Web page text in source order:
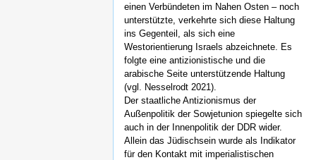
einen Verbündeten im Nahen Osten – noch
unterstützte, verkehrte sich diese Haltung
ins Gegenteil, als sich eine
Westorientierung Israels abzeichnete. Es
folgte eine antizionistische und die
arabische Seite unterstützende Haltung
(vgl. Nesselrodt 2021).
Der staatliche Antizionismus der
Außenpolitik der Sowjetunion spiegelte sich
auch in der Innenpolitik der DDR wider.
Allein das Jüdischsein wurde als Indikator
für den Kontakt mit imperialistischen